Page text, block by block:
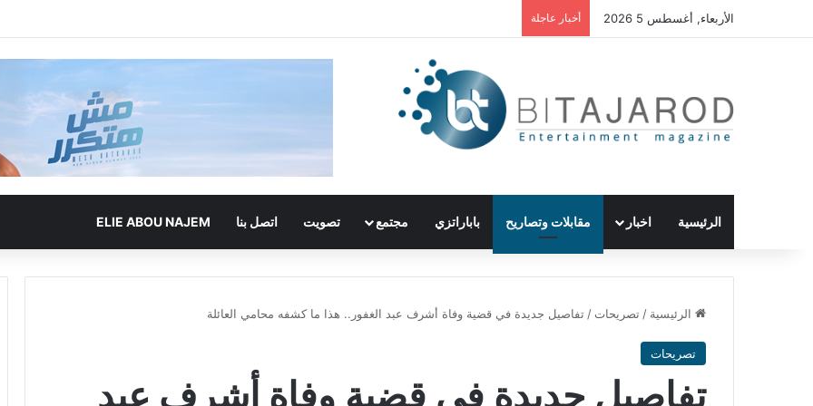
الأربعاء, أغسطس 5 2026 أخبار عاجلة
الرئيسية اخبار مقابلات وتصاريح باباراتزي مجتمع تصويت اتصل بنا ELIE ABOU NAJEM
الرئيسية / تصريحات / تفاصيل جديدة في قضية وفاة أشرف عبد الغفور.. هذا ما كشفه محامي العائلة
تصريحات
تفاصيل جديدة في قضية وفاة أشرف عبد